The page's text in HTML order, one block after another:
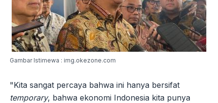
Gambar Istimewa : img.okezone.com
"Kita sangat percaya bahwa ini hanya bersifat
temporary, bahwa ekonomi Indonesia kita punya